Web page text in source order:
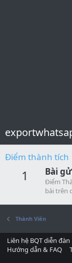
Điểm thành tích
1 Bài
Điểm
bài trên
Thành Viên
Liên hệ BQT diễn đàn
Hướng dẫn & FAQ